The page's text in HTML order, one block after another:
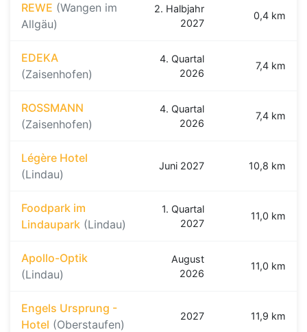
REWE (Wangen im
Allgäu)
2. Halbjahr
2027
0,4 km
EDEKA
(Zaisenhofen)
4. Quartal
2026
7,4 km
ROSSMANN
(Zaisenhofen)
4. Quartal
2026
7,4 km
Légère Hotel
(Lindau)
Juni 2027 10,8 km
Foodpark im
Lindaupark (Lindau)
1. Quartal
2027
11,0 km
Apollo-Optik
(Lindau)
August
2026
11,0 km
Engels Ursprung -
Hotel (Oberstaufen)
2027 11,9 km